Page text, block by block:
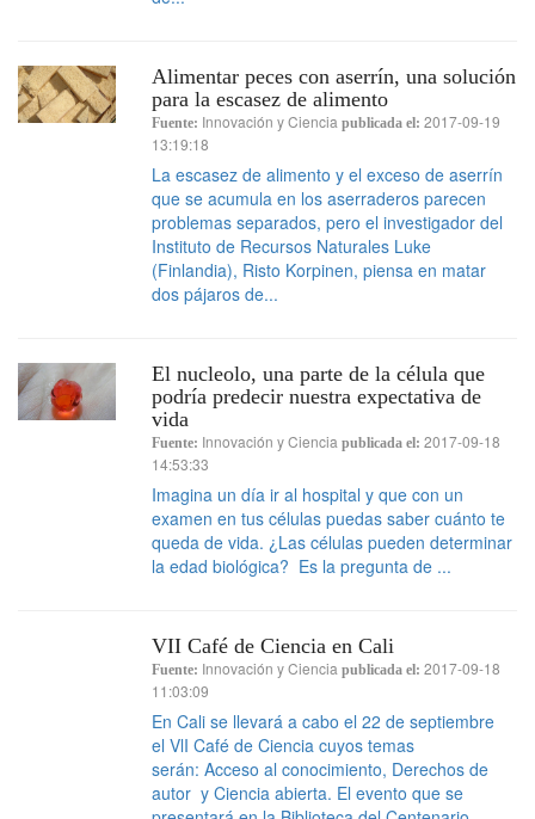
Alimentar peces con aserrín, una solución
para la escasez de alimento
Fuente: Innovación y Ciencia publicada el: 2017-09-19
13:19:18
La escasez de alimento y el exceso de aserrín
que se acumula en los aserraderos parecen
problemas separados, pero el investigador del
Instituto de Recursos Naturales Luke
(Finlandia), Risto Korpinen, piensa en matar
dos pájaros de...
El nucleolo, una parte de la célula que
podría predecir nuestra expectativa de
vida
Fuente: Innovación y Ciencia publicada el: 2017-09-18
14:53:33
Imagina un día ir al hospital y que con un
examen en tus células puedas saber cuánto te
queda de vida. ¿Las células pueden determinar
la edad biológica? Es la pregunta de ...
VII Café de Ciencia en Cali
Fuente: Innovación y Ciencia publicada el: 2017-09-18
11:03:09
En Cali se llevará a cabo el 22 de septiembre
el VlI Café de Ciencia cuyos temas
serán: Acceso al conocimiento, Derechos de
autor y Ciencia abierta. El evento que se